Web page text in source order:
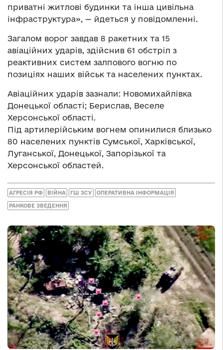
приватні житлові будинки та інша цивільна
інфраструктура», — йдеться у повідомленні.
Загалом ворог завдав 8 ракетних та 15
авіаційних ударів, здійснив 61 обстріл з
реактивних систем залпового вогню по
позиціях наших військ та населених пунктах.
Авіаційних ударів зазнали: Новомихайлівка
Донецької області; Берислав, Веселе
Херсонської області.
Під артилерійським вогнем опинилися близько
80 населених пунктів Сумської, Харківської,
Луганської, Донецької, Запорізької та
Херсонської областей.
АГРЕСІЯ РФ ВІЙНА ГШ ЗСУ ОПЕРАТИВНА ІНФОРМАЦІЯ
РАНКОВЕ ЗВЕДЕННЯ